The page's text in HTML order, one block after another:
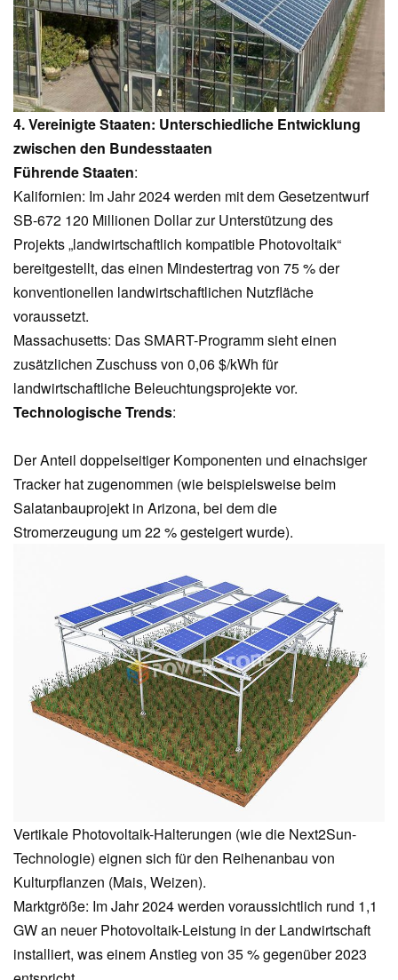
4. Vereinigte Staaten: Unterschiedliche Entwicklung
zwischen den Bundesstaaten
Führende Staaten:
Kalifornien: Im Jahr 2024 werden mit dem Gesetzentwurf
SB-672 120 Millionen Dollar zur Unterstützung des
Projekts „landwirtschaftlich kompatible Photovoltaik“
bereitgestellt, das einen Mindestertrag von 75 % der
konventionellen landwirtschaftlichen Nutzfläche
voraussetzt.
Massachusetts: Das SMART-Programm sieht einen
zusätzlichen Zuschuss von 0,06 $/kWh für
landwirtschaftliche Beleuchtungsprojekte vor.
Technologische Trends:
Der Anteil doppelseitiger Komponenten und einachsiger
Tracker hat zugenommen (wie beispielsweise beim
Salatanbauprojekt in Arizona, bei dem die
Stromerzeugung um 22 % gesteigert wurde).
Vertikale Photovoltaik-Halterungen (wie die Next2Sun-
Technologie) eignen sich für den Reihenanbau von
Kulturpflanzen (Mais, Weizen).
Marktgröße: Im Jahr 2024 werden voraussichtlich rund 1,1
GW an neuer Photovoltaik-Leistung in der Landwirtschaft
installiert, was einem Anstieg von 35 % gegenüber 2023